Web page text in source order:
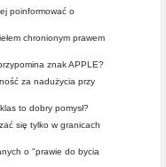
poinformować o
chronionym prawem
znak APPLE?
za nadużycia przy
to dobry pomysł?
się tylko w granicach
o "prawie do bycia